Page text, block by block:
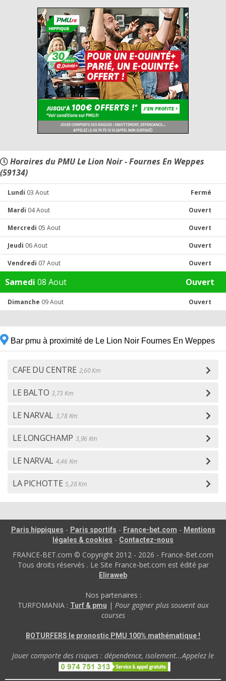
Horaires du PMU Le Lion Noir - Fournes En Weppes
(59134)
Lundi 03 Aout Fermé
Mardi 04 Aout Ouvert
Mercredi 05 Aout Ouvert
Jeudi 06 Aout Ouvert
Vendredi 07 Aout Ouvert
Samedi 08 Aout Ouvert
Dimanche 09 Aout Ouvert
Bar pmu à proximité de Le Lion Noir Fournes En Weppes
CAFE DU CENTRE 2,60 Km
LE BALTO 3,73 Km
LE NARVAL 3,78 Km
LE LONGCHAMP 3,96 Km
LE NARVAL 4,46 Km
LA PICHOTTE 5,28 Km
Paris hippiques - Paris sportifs - France-bet.com - Mentions
légales & cookies - Contactez-nous
FRANCE-BET.com © Copyright 2012 - 2026 - France-Bet.com
Tous droits réservés . Le Site France-bet.com est édité par
Eliraweb
Nos partenaires :
TURFOMANIA : Turf & pmu | Pour gagner plus souvent aux
courses
BOTURFERS le pronostic PMU 100% mathématique !
Jouer comporte des risques : dépendence, isolement...Appelez le